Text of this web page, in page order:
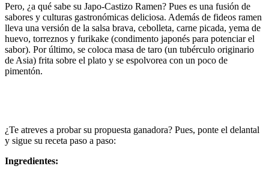
Pero, ¿a qué sabe su Japo-Castizo Ramen? Pues es una fusión de
sabores y culturas gastronómicas deliciosa. Además de fideos ramen
lleva una versión de la salsa brava, cebolleta, carne picada, yema de
huevo, torreznos y furikake (condimento japonés para potenciar el
sabor). Por último, se coloca masa de taro (un tubérculo originario
de Asia) frita sobre el plato y se espolvorea con un poco de
pimentón.
¿Te atreves a probar su propuesta ganadora? Pues, ponte el delantal
y sigue su receta paso a paso:
Ingredientes: